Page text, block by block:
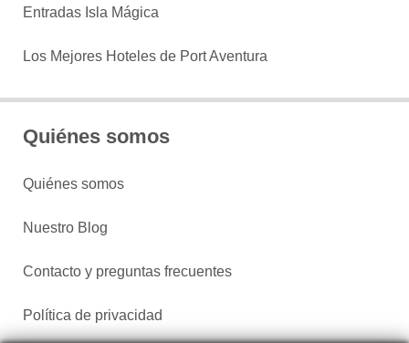
Entradas Isla Mágica
Los Mejores Hoteles de Port Aventura
Quiénes somos
Quiénes somos
Nuestro Blog
Contacto y preguntas frecuentes
Política de privacidad